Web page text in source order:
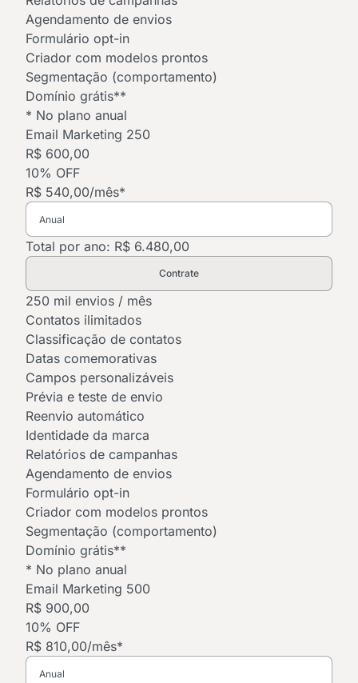
Agendamento de envios
Formulário opt-in
Criador com modelos prontos
Segmentação (comportamento)
Domínio grátis**
* No plano anual
Email Marketing 250
R$ 600,00
10% OFF
R$ 540,00/mês*
Total por ano: R$ 6.480,00
Contrate
250 mil envios / mês
Contatos ilimitados
Classificação de contatos
Datas comemorativas
Campos personalizáveis
Prévia e teste de envio
Reenvio automático
Identidade da marca
Relatórios de campanhas
Agendamento de envios
Formulário opt-in
Criador com modelos prontos
Segmentação (comportamento)
Domínio grátis**
* No plano anual
Email Marketing 500
R$ 900,00
10% OFF
R$ 810,00/mês*